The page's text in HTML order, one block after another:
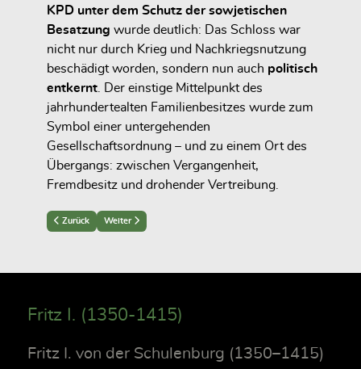
KPD unter dem Schutz der sowjetischen
Besatzung wurde deutlich: Das Schloss war
nicht nur durch Krieg und Nachkriegsnutzung
beschädigt worden, sondern nun auch politisch
entkernt . Der einstige Mittelpunkt des
jahrhundertealten Familienbesitzes wurde zum
Symbol einer untergehenden
Gesellschaftsordnung – und zu einem Ort des
Übergangs: zwischen Vergangenheit,
Fremdbesitz und drohender Vertreibung.
Previous article: Der Zusammenbruch des dritten Reiches
Zurück Next article: Die Besatzungszeit 1945
Weiter
Fritz I. (1350-1415)
Fritz I. von der Schulenburg (1350–1415)